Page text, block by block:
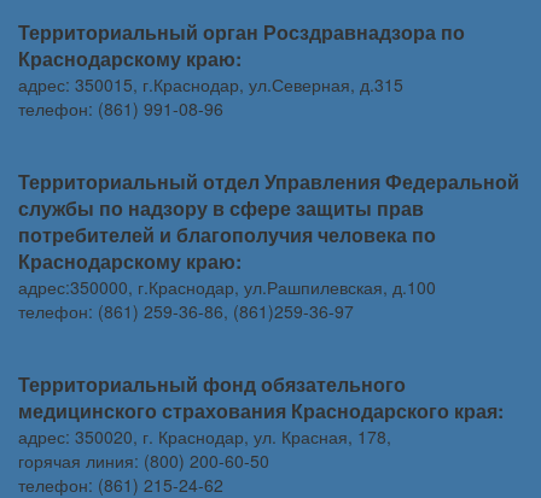
Территориальный орган Росздравнадзора по
Краснодарскому краю:
адрес: 350015, г.Краснодар, ул.Северная, д.315
телефон: (861) 991-08-96
Территориальный отдел Управления Федеральной
службы по надзору в сфере защиты прав
потребителей и благополучия человека по
Краснодарскому краю:
адрес:350000, г.Краснодар, ул.Рашпилевская, д.100
телефон: (861) 259-36-86, (861)259-36-97
Территориальный фонд обязательного
медицинского страхования Краснодарского края:
адрес: 350020, г. Краснодар, ул. Красная, 178,
горячая линия: (800) 200-60-50
телефон: (861) 215-24-62